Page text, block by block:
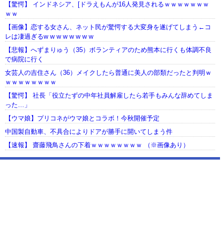
【驚愕】 インドネシア、[ドラえもんが16人発見されるｗｗｗｗｗｗｗ
ｗｗ
【画像】恋する女さん、ネット民が驚愕する大変身を遂げてしまう←コ
レは凄過ぎるw w w w w w w w
【悲報】へずまりゅう（35）ボランティアのため熊本に行くも体調不良
で病院に行く
女芸人の吉住さん（36）メイクしたら普通に美人の部類だったと判明ｗ
ｗｗｗｗｗｗｗｗ
【驚愕】 社長「役立たずの中年社員解雇したら若手もみんな辞めてしま
った…」
【ウマ娘】プリコネがウマ娘とコラボ！今秋開催予定
中国製自動車、不具合によりドアが勝手に開いてしまう件
【速報】 齋藤飛鳥さんの下着ｗｗｗｗｗｗｗｗ （※画像あり）
【動画】USJの禁止エリアに子どもたちが続々乱入 → スタッフが注意し